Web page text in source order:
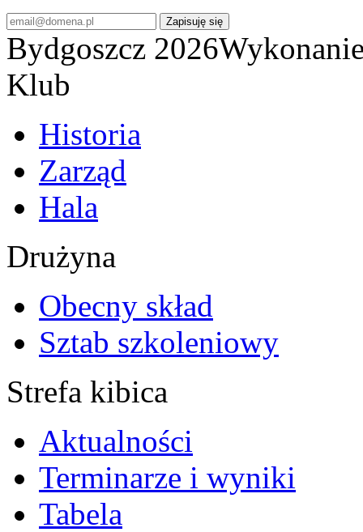
Bydgoszcz 2026
Klub
Historia
Zarząd
Hala
Drużyna
Obecny skład
Sztab szkoleniowy
Strefa kibica
Aktualności
Terminarze i wyniki
Tabela